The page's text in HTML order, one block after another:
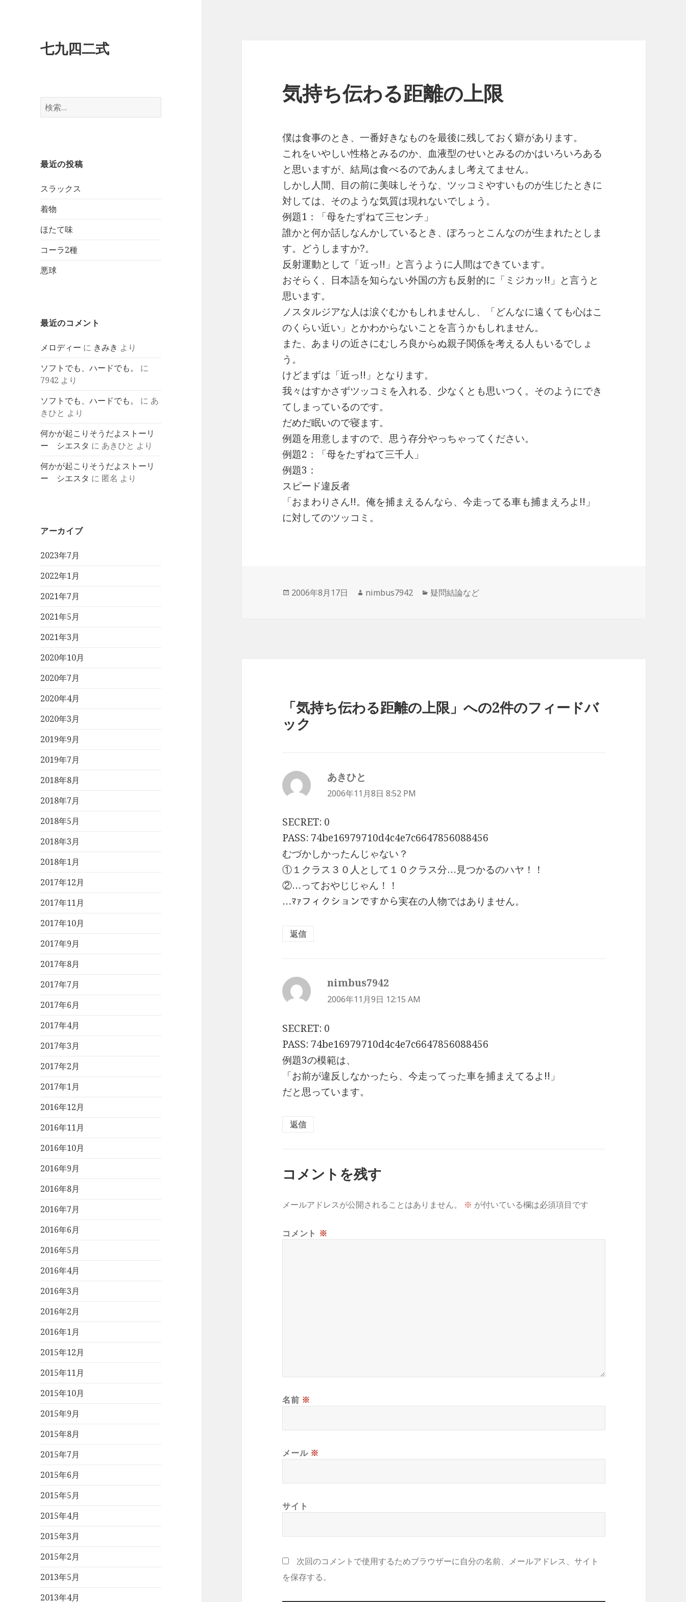
七九四二式
検
索:
最近の投稿
スラックス
着物
ほたて味
コーラ2種
悪球
最近のコメント
メロディー に きみき より
ソフトでも、ハードでも。
に
7942 より
ソフトでも、ハードでも。
に あ
きひと より
何かが起こりそうだよストーリ
ー シエスタ に あきひと より
何かが起こりそうだよストーリ
ー シエスタ に 匿名 より
アーカイブ
2023年7月
2022年1月
2021年7月
2021年5月
2021年3月
2020年10月
2020年7月
2020年4月
2020年3月
2019年9月
2019年7月
2018年8月
2018年7月
2018年5月
2018年3月
2018年1月
2017年12月
2017年11月
2017年10月
2017年9月
2017年8月
2017年7月
2017年6月
2017年4月
2017年3月
2017年2月
2017年1月
2016年12月
2016年11月
2016年10月
2016年9月
2016年8月
2016年7月
2016年6月
2016年5月
2016年4月
2016年3月
2016年2月
2016年1月
2015年12月
2015年11月
2015年10月
2015年9月
2015年8月
2015年7月
2015年6月
2015年5月
2015年4月
2015年3月
2015年2月
2013年5月
2013年4月
気持ち伝わる距離の上限
僕は食事のとき、一番好きなものを最後に残しておく癖があります。
これをいやしい性格とみるのか、血液型のせいとみるのかはいろいろある
と思いますが、結局は食べるのであんまし考えてません。
しかし人間、目の前に美味しそうな、ツッコミやすいものが生じたときに
対しては、そのような気質は現れないでしょう。
例題1：「母をたずねて三センチ」
誰かと何か話しなんかしているとき、ぽろっとこんなのが生まれたとしま
す。どうしますか?。
反射運動として「近っ!!」と言うように人間はできています。
おそらく、日本語を知らない外国の方も反射的に「ミジカッ!!」と言うと
思います。
ノスタルジアな人は涙ぐむかもしれませんし、「どんなに遠くても心はこ
のくらい近い」とかわからないことを言うかもしれません。
また、あまりの近さにむしろ良からぬ親子関係を考える人もいるでしょ
う。
けどまずは「近っ!!」となります。
我々はすかさずツッコミを入れる、少なくとも思いつく。そのようにでき
てしまっているのです。
だめだ眠いので寝ます。
例題を用意しますので、思う存分やっちゃってください。
例題2：「母をたずねて三千人」
例題3：
スピード違反者
「おまわりさん!!。俺を捕まえるんなら、今走ってる車も捕まえろよ!!」
に対してのツッコミ。
投
2006年8月17日
作
nimbus7942
カ
疑問結論など
「気持ち伝わる距離の上限」への2件のフィードバ
ック
あきひと
り:
2006年11月8日 8:52 PM
SECRET: 0
PASS: 74be16979710d4c4e7c6647856088456
むづかしかったんじゃない？
①１クラス３０人として１０クラス分…見つかるのハヤ！！
②…っておやじじゃん！！
…ﾏｧフィクションですから実在の人物ではありません。
返信
nimbus7942
り:
2006年11月9日 12:15 AM
SECRET: 0
PASS: 74be16979710d4c4e7c6647856088456
例題3の模範は、
「お前が違反しなかったら、今走ってった車を捕まえてるよ!!」
だと思っています。
返信
コメントを残す
メールアドレスが公開されることはありません。 ※ が付いている欄は必須項目です
コメント ※
名前 ※
メール ※
サイト
次回のコメントで使用するためブラウザーに自分の名前、メールアドレス、サイト
を保存する。